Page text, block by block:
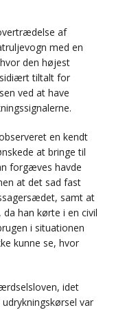
af
med en
den højest
tiltalt for
ved at have
en kendt
at bringe til
forgæves havde
at det sad fast
samt at
han kørte i en civil
i situationen
kunne se, hvor
idet
var